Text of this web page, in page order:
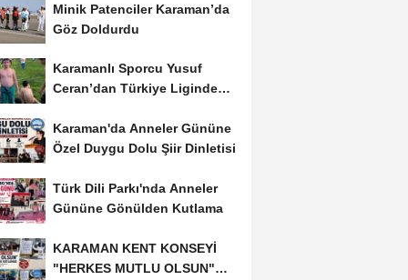
Minik Patenciler Karaman’da
Göz Doldurdu
Karamanlı Sporcu Yusuf
Ceran’dan Türkiye Liginde
Karaman'da Anneler Gününe
Özel Duygu Dolu Şiir Dinletisi
Türk Dili Parkı'nda Anneler
Gününe Gönülden Kutlama
KARAMAN KENT KONSEYİ
"HERKES MUTLU OLSUN"